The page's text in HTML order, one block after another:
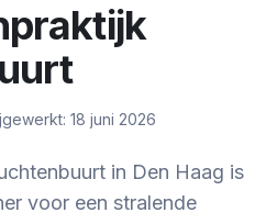
18 juni 2026
in Den Haag is
voor een stralende